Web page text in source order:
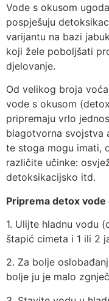
Vode s okusom
pospješuju
varijantu na bazi
koji žele poboljšati
djelovanje.
Od velikog broja
vode s okusom
pripremaju vrlo
blagotvorna svojstva
te stoga mogu imati,
različite učinke:
detoksikacijsko itd.
Priprema detox
1. Ulijte hladnu vodu
štapić cimeta i 1 ili 2
2. Za bolje
bolje ju je malo